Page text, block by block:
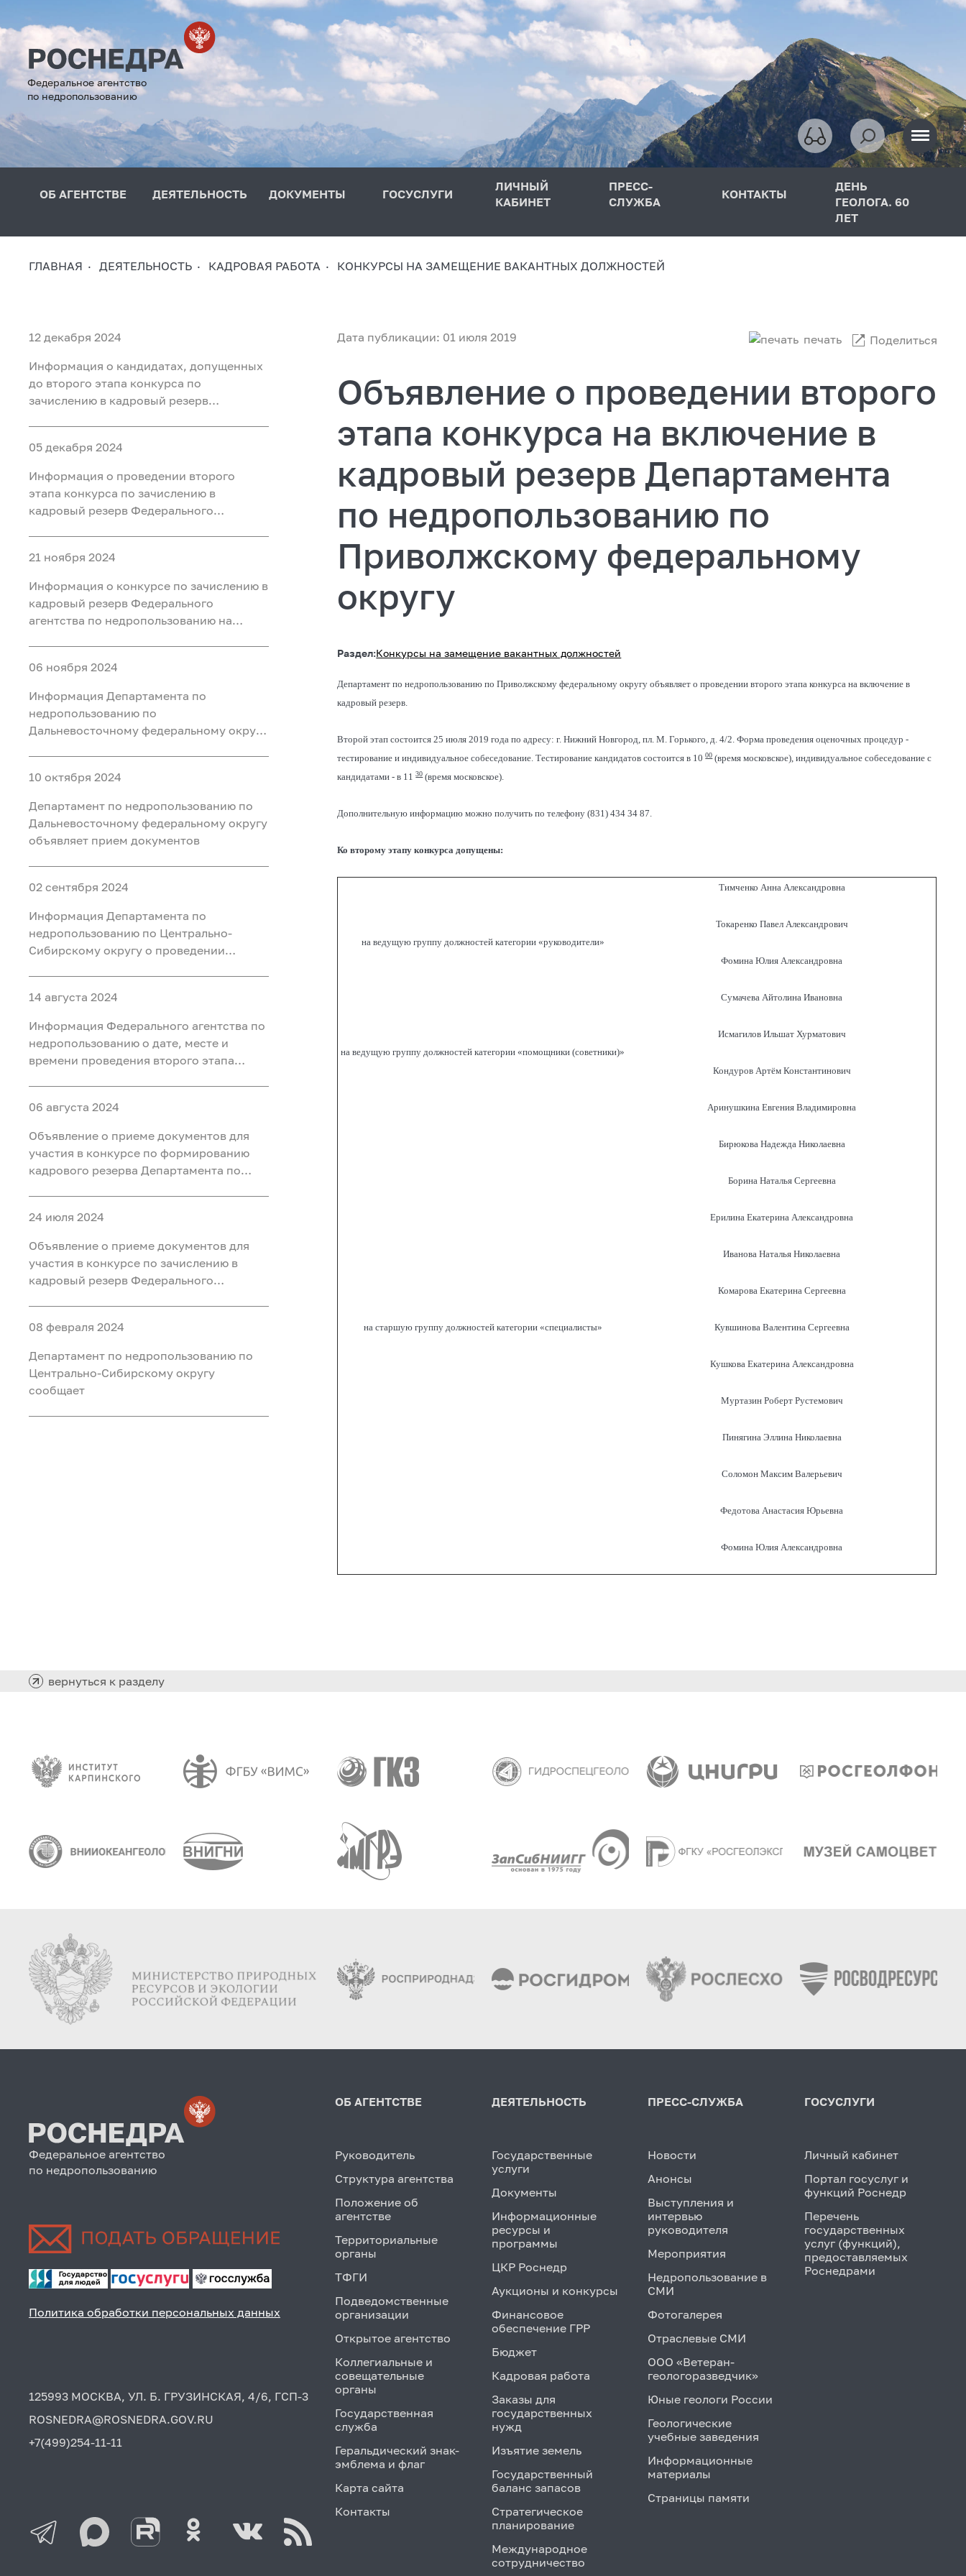
Федеральное агентство
по недропользованию
ОБ АГЕНТСТВЕ ДЕЯТЕЛЬНОСТЬ ДОКУМЕНТЫ ГОСУСЛУГИ
ЛИЧНЫЙ
КАБИНЕТ
ПРЕСС-
СЛУЖБА
КОНТАКТЫ
ДЕНЬ
ГЕОЛОГА. 60
ЛЕТ
ГЛАВНАЯ ДЕЯТЕЛЬНОСТЬ КАДРОВАЯ РАБОТА КОНКУРСЫ НА ЗАМЕЩЕНИЕ ВАКАНТНЫХ ДОЛЖНОСТЕЙ
12 декабря 2024
Информация о кандидатах, допущенных
до второго этапа конкурса по
зачислению в кадровый резерв
и старшую группы должностей
05 декабря 2024
Информация о проведении второго
этапа конкурса по зачислению в
кадровый резерв Федерального
должностей
21 ноября 2024
Информация о конкурсе по зачислению в
кадровый резерв Федерального
агентства по недропользованию на
06 ноября 2024
Информация Департамента по
недропользованию по
Дальневосточному федеральному округу
10 октября 2024
Департамент по недропользованию по
Дальневосточному федеральному округу
объявляет прием документов
02 сентября 2024
Информация Департамента по
недропользованию по Центрально-
Сибирскому округу о проведении
замещение вакантных должностей
14 августа 2024
Информация Федерального агентства по
недропользованию о дате, месте и
времени проведения второго этапа
недропользованию на главную, ведущую
группы должностей
06 августа 2024
Объявление о приеме документов для
участия в конкурсе по формированию
кадрового резерва Департамента по
24 июля 2024
Объявление о приеме документов для
участия в конкурсе по зачислению в
кадровый резерв Федерального
08 февраля 2024
Департамент по недропользованию по
Центрально-Сибирскому округу
сообщает
Дата публикации: 01 июля 2019 печать Поделиться
Объявление о проведении второго
этапа конкурса на включение в
кадровый резерв Департамента
по недропользованию по
Приволжскому федеральному
округу
Раздел:Конкурсы на замещение вакантных должностей
Департамент по недропользованию по Приволжскому федеральному округу объявляет о проведении второго этапа конкурса на включение в
кадровый резерв.
Второй этап состоится 25 июля 2019 года по адресу: г. Нижний Новгород, пл. М. Горького, д. 4/2. Форма проведения оценочных процедур -
тестирование и индивидуальное собеседование. Тестирование кандидатов состоится в 1000(время московское), индивидуальное собеседование с
кандидатами - в 1130(время московское).
Дополнительную информацию можно получить по телефону (831) 434 34 87.
Ко второму этапу конкурса допущены:
на ведущую группу должностей категории «руководители»
Тимченко Анна Александровна
Токаренко Павел Александрович
Фомина Юлия Александровна
Сумачева Айтолина Ивановна
на ведущую группу должностей категории «помощники (советники)»
Исмагилов Ильшат Хурматович
Кондуров Артём Константинович
на старшую группу должностей категории «специалисты»
Аринушкина Евгения Владимировна
Бирюкова Надежда Николаевна
Борина Наталья Сергеевна
Ерилина Екатерина Александровна
Иванова Наталья Николаевна
Комарова Екатерина Сергеевна
Кувшинова Валентина Сергеевна
Кушкова Екатерина Александровна
Муртазин Роберт Рустемович
Пинягина Эллина Николаевна
Соломон Максим Валерьевич
Федотова Анастасия Юрьевна
Фомина Юлия Александровна
вернуться к разделу
Федеральное агентство
по недропользованию
Политика обработки персональных данных
125993 МОСКВА, УЛ. Б. ГРУЗИНСКАЯ, 4/6, ГСП-3
ROSNEDRA@ROSNEDRA.GOV.RU
+7(499)254-11-11
ОБ АГЕНТСТВЕ
Руководитель
Структура агентства
Положение об
агентстве
Территориальные
органы
ТФГИ
Подведомственные
организации
Открытое агентство
Коллегиальные и
совещательные
органы
Государственная
служба
Геральдический знак-
эмблема и флаг
Карта сайта
Контакты
ДЕЯТЕЛЬНОСТЬ
Государственные
услуги
Документы
Информационные
ресурсы и
программы
ЦКР Роснедр
Аукционы и конкурсы
Финансовое
обеспечение ГРР
Бюджет
Кадровая работа
Заказы для
государственных
нужд
Изъятие земель
Государственный
баланс запасов
Стратегическое
планирование
Международное
сотрудничество
ПРЕСС-СЛУЖБА
Новости
Анонсы
Выступления и
интервью
руководителя
Мероприятия
Недропользование в
СМИ
Фотогалерея
Отраслевые СМИ
ООО «Ветеран-
геологоразведчик»
Юные геологи России
Геологические
учебные заведения
Информационные
материалы
Страницы памяти
ГОСУСЛУГИ
Личный кабинет
Портал госуслуг и
функций Роснедр
Перечень
государственных
услуг (функций),
предоставляемых
Роснедрами